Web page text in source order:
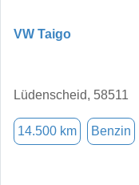
VW Taigo
Lüdenscheid, 58511
14.500 km Benzin